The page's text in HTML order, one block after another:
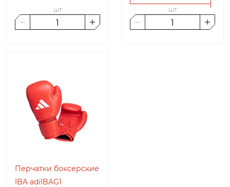
шт шт
Перчатки боксерские
IBA adiIBAG1